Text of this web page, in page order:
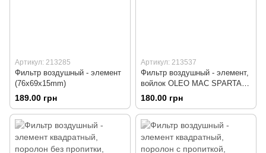
Артикул: 213285
Фильтр воздушный - элемент
(76x69x15mm)
189.00 грн
Артикул: 213537
Фильтр воздушный - элемент,
войлок OLEO MAC SPARTA
42/44
180.00 грн